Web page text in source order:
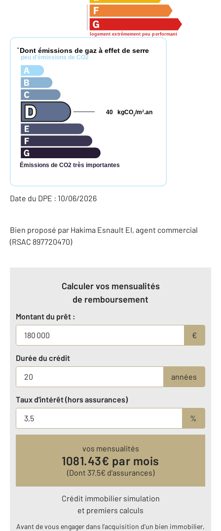
logement extrêmement peu performant
* Dont émissions de gaz à effet de serre
peu d'émissions de CO2
Émissions de CO2 très importantes
kgCO2/m2.an
40
Date du DPE : 10/06/2026
Bien proposé par Hakima Esnault EI, agent commercial
(RSAC 897720470)
Calculer vos mensualités
de remboursement
Montant du prêt :
€
Durée du crédit
années
Taux d'intérêt (hors assurances)
%
vos mensualités
1081.43€ par mois
(Dont 37.5€ d’assurances)
Crédit immobilier simulation
et premiers calculs
Avant de vous engager dans l’acquisition d’un bien immobilier,